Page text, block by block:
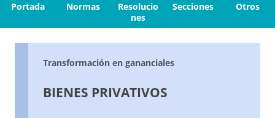
Portada Normas
Resolucio
nes
Secciones Otros
Transformación en gananciales
BIENES PRIVATIVOS